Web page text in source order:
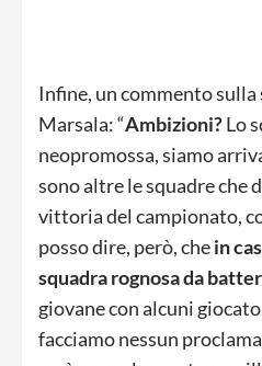
Infine, un commento
Marsala: “Ambizioni?Lo
neopromossa, siamo
sono altre le squadre che
vittoria del campionato,
posso dire, però, chein
squadra rognosa da
giovane con alcuni
facciamo nessun